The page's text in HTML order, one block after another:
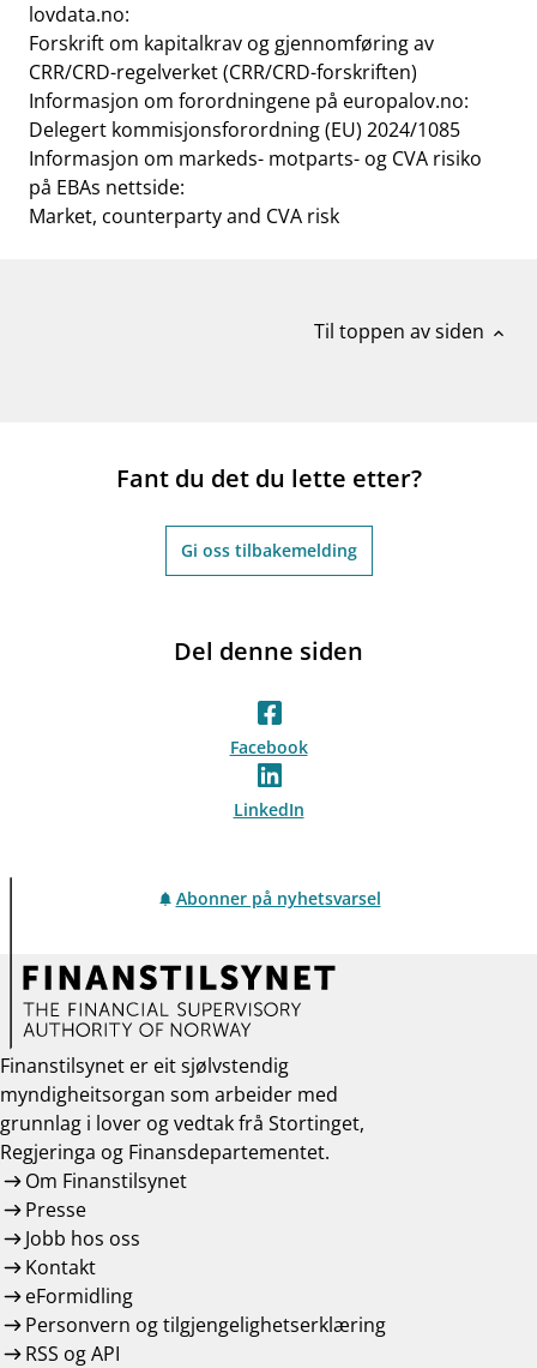
lovdata.no:
Forskrift om kapitalkrav og gjennomføring av
CRR/CRD-regelverket (CRR/CRD-forskriften)
Informasjon om forordningene på europalov.no:
Delegert kommisjonsforordning (EU) 2024/1085
Informasjon om markeds- motparts- og CVA risiko
på EBAs nettside:
Market, counterparty and CVA risk
Til toppen av siden expand_less
Fant du det du lette etter?
Gi oss tilbakemelding
Del denne siden
Facebook
LinkedIn
Abonner på nyhetsvarsel
Finanstilsynet er eit sjølvstendig
myndigheitsorgan som arbeider med
grunnlag i lover og vedtak frå Stortinget,
Regjeringa og Finansdepartementet.
Om Finanstilsynet
Presse
Jobb hos oss
Kontakt
eFormidling
Personvern og tilgjengelighetserklæring
RSS og API